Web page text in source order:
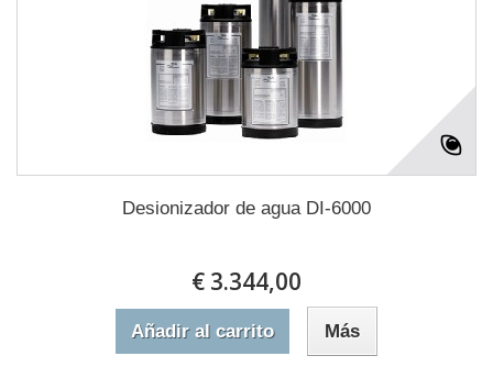
Desionizador de agua DI-6000
€ 3.344,00
Añadir al carrito Más